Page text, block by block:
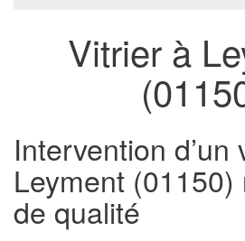
Vitrier à
Intervention d’un
Leyment
de qualité